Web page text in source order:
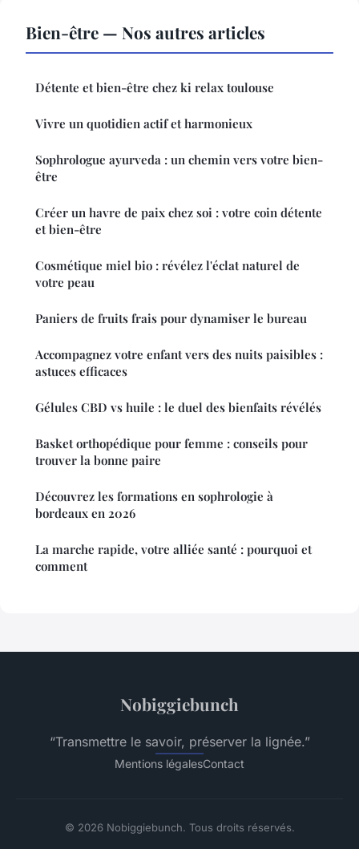
Bien-être — Nos autres articles
Détente et bien-être chez ki relax toulouse
Vivre un quotidien actif et harmonieux
Sophrologue ayurveda : un chemin vers votre bien-
être
Créer un havre de paix chez soi : votre coin détente
et bien-être
Cosmétique miel bio : révélez l'éclat naturel de
votre peau
Paniers de fruits frais pour dynamiser le bureau
Accompagnez votre enfant vers des nuits paisibles :
astuces efficaces
Gélules CBD vs huile : le duel des bienfaits révélés
Basket orthopédique pour femme : conseils pour
trouver la bonne paire
Découvrez les formations en sophrologie à
bordeaux en 2026
La marche rapide, votre alliée santé : pourquoi et
comment
Nobiggiebunch
“Transmettre le savoir, préserver la lignée.”
Mentions légalesContact
© 2026 Nobiggiebunch. Tous droits réservés.